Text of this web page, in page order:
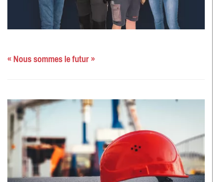
« Nous sommes le futur »